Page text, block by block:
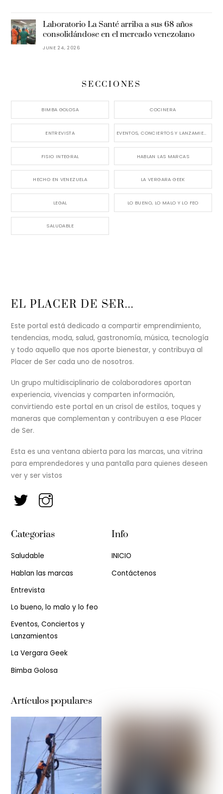
Laboratorio La Santé arriba a sus 68 años
consolidándose en el mercado venezolano
JUNE 24, 2026
SECCIONES
BIMBA GOLOSA COCINERA
ENTREVISTA EVENTOS, CONCIERTOS Y LANZAMIENTOS
FISIO INTEGRAL HABLAN LAS MARCAS
HECHO EN VENEZUELA LA VERGARA GEEK
LEGAL LO BUENO, LO MALO Y LO FEO
SALUDABLE
Back
Top
EL PLACER DE SER...
Este portal está dedicado a compartir emprendimiento,
tendencias, moda, salud, gastronomía, música, tecnología
y todo aquello que nos aporte bienestar, y contribuya al
Placer de Ser cada uno de nosotros.
Un grupo multidisciplinario de colaboradores aportan
experiencia, vivencias y comparten información,
convirtiendo este portal en un crisol de estilos, toques y
maneras que complementan y contribuyen a ese Placer
de Ser.
Esta es una ventana abierta para las marcas, una vitrina
para emprendedores y una pantalla para quienes deseen
ver y ser vistos
Categorias
Saludable
Hablan las marcas
Entrevista
Lo bueno, lo malo y lo feo
Eventos, Conciertos y
Lanzamientos
La Vergara Geek
Bimba Golosa
Info
INICIO
Contáctenos
Artículos populares